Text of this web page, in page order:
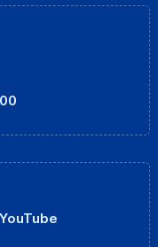
YouTube